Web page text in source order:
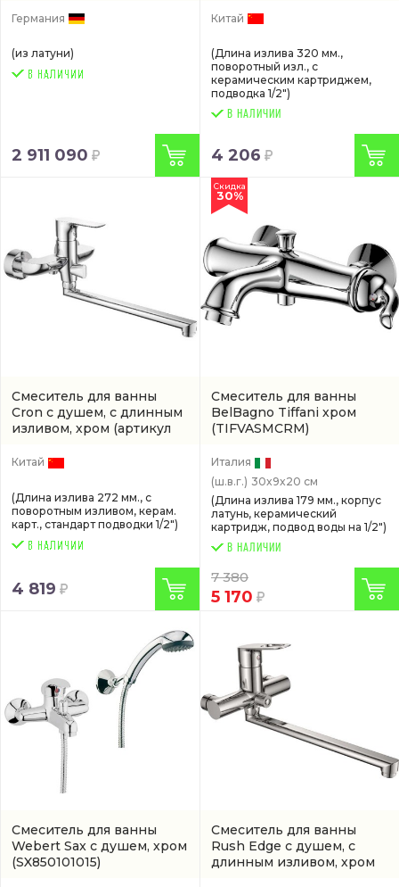
Германия
(из латуни)
2 911 090
FS8224H)
Китай
(Длина излива 320 мм.,
поворотный изл., с
керамическим картриджем,
подводка 1/2")
В НАЛИЧИИ
4 206
Смеситель для ванны
Cron с душем, с длинным
изливом, хром (артикул
Китай
(Длина излива 272 мм., с
поворотным изливом, керам.
карт., стандарт подводки 1/2")
4 819
Смеситель для ванны
BelBagno Tiffani хром
(TIFVASMCRM)
Скидка
30%
Италия
(ш.в.г.) 30x9x20 см
(Длина излива 179 мм., корпус
латунь, керамический
картридж, подвод воды на 1/2")
В НАЛИЧИИ
7 380
5 170
Смеситель для ванны
Webert Sax с душем, хром
(SX850101015)
Смеситель для ванны
Rush Edge с душем, с
длинным изливом, хром